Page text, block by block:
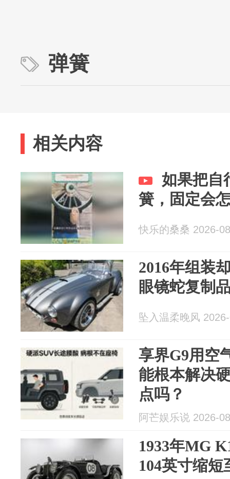
弹簧
相关内容
如果把自
簧，固定会
快乐的桑桑 2026-
2016年组装
眼镜蛇复制
坠入温柔晚风
享界G9用空
能根本解决
点吗？
阿芒娱乐说 2026-
1933年MG
104英寸缩短